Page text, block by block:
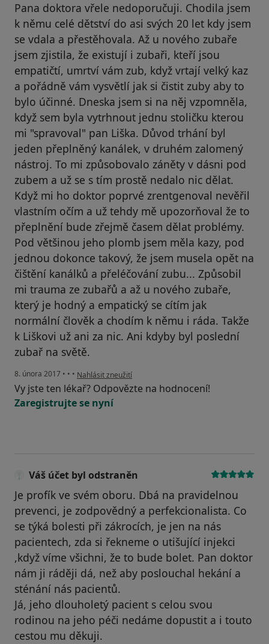
Pana doktora vřele nedoporučuji. Chodila jsem
k němu celé dětství do asi svých 20 let kdy jsem
se vdala a přestěhovala. Až u nového zubaře
jsem zjistila, že existují i zubaři, kteří jsou
empatičtí, umrtví vám zub, když vrtají velký kaz
a pořádně vám vysvětlí jak si čistit zuby aby to
bylo účinné. Dneska jsem si na něj vzpomněla,
když sem byla vytrhnout jednu stoličku kterou
mi "spravoval" pan Liška. Důvod trhání byl
jeden přeplněný kanálek, v druhém zalomený
nástroj. To mi způsobovalo záněty v dásni pod
zubem a už se s tím prostě nedalo nic dělat.
Když mi ho doktor poprvé zrentgenoval nevěřil
vlastním očím a už tehdy mě upozorňoval že to
přeplnění bude zřejmě časem dělat problémy.
Pod většinou jeho plomb jsem měla kazy, pod
jednou dokonce takový, že jsem musela opět na
čištění kanálků a přeléčování zubu... Způsobil
mi trauma ze zubařů a až u nového zubaře,
který je hodný a empatický se cítím jak
normální člověk a chodím k němu i ráda. Takže
k Liškovi už ani za nic. Ani kdyby byl poslední
zubař na světě.
8. února 2017 • • • podle názoru uživatele Váš účet byl odstraněn
Nahlásit zneužití
Vy jste ten lékař? Odpovězte na hodnocení!
Zaregistrujte se nyní
Váš účet byl odstraněn
Je profík ve svém oboru. Dbá na pravidelnou
prevenci, je zodpovědný a perfekcionalista. Co
se týká bolesti při zákrocích, je jen na nás
pacientech, zda si řekneme o utišující injekci
,když víme všichni, že to bude bolet. Pan doktor
nám ji ráději dá, než aby poslouchal hekání a
sténání nás pacientů.
Já, jeho dlouholetý pacient s celou svou
rodinou na jeho péči nedáme dopustit a i touto
cestou mu děkuji.